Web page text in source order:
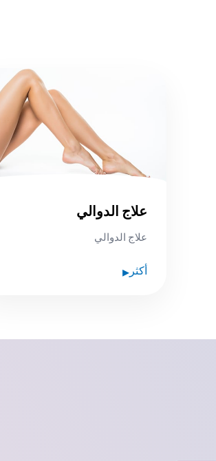
علاج الدوالي
علاج الدوالي
أكثر ▸